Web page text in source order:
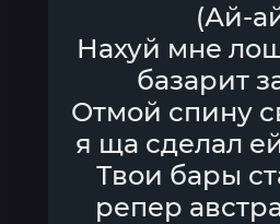
(Ай-
Нахуй мне
базарит
Отмой спину
я ща сделал
Твои бары
репер